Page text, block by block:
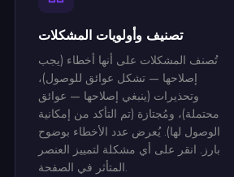
تصنيف وأولويات المشكلات
تُصنف المشكلات على أنها أخطاء (يجب
إصلاحها — تشكل عوائق للوصول)،
وتحذيرات (ينبغي إصلاحها — عوائق
محتملة)، ومُجتازة (تم التأكد من إمكانية
الوصول لها). يُعرض عدد الأخطاء بوضوح
بارز. انقر على أي مشكلة لتمييز العنصر
المتأثر في الصفحة.